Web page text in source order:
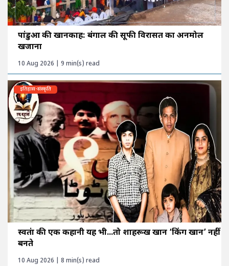
पांडुआ की खानकाह: बंगाल की सूफी विरासत का अनमोल
खजाना
10 Aug 2026 | 9 min(s) read
इतिहास-संस्कृति
स्वतंत्रा की एक कहानी यह भी...तो शाहरूख खान ‘किंग खान’ नहीं
बनते
10 Aug 2026 | 8 min(s) read